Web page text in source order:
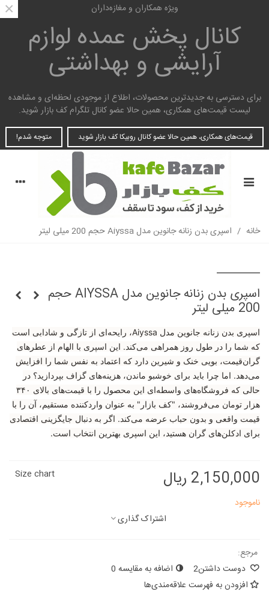
ویژه همکاران و مغازه‌داران
کانال پخش عمدهلوازم
آرایشی و بهداشتی
برای دسترسی به جدیدترین محصولات، اطلاع از موجودی لحظه‌ای و مشاهده
لیست قیمت‌های همکاری، همین حالا عضو کانال تلگرام کف بازار شوید.
قیمت‌های همکاری، همین حالا عضو کانال روبیکا کف بازار شوید متوجه شدم!
×
خانه / اسپری بدن زنانه جانوین مدل Aiyssa حجم 200 میلی لیتر
اسپری بدن زنانه جانوین مدل AIYSSA حجم
200 میلی لیتر
اسپری بدن زنانه جانوین مدل Aiyssa، رایحه‌ای از تازگی و شادابی است
که شما را در طول روز همراهی می‌کند. این اسپری با الهام از عطرهای
گران‌قیمت، بویی خنک و شیرین دارد که اعتماد به نفس شما را افزایش
می‌دهد. اما چرا باید برای خوشبو ماندن، هزینه‌های گزاف بپردازید؟ در
حالی که فروشگاه‌های واسطه‌ای این محصول را با قیمت‌های بالای ۳۴۰
هزار تومان می‌فروشند، "کف بازار" به عنوان واردکننده مستقیم، آن را با
قیمت واقعی و بدون حباب عرضه می‌کند. اگر به دنبال جایگزینی اقتصادی
برای ادکلن‌های گران هستید، این اسپری بهترین انتخاب است.
2,150,000 ریال
Size chart
ناموجود
اشتراک گذاری
مرجع:
دوست داشتن2 اضافه به مقایسه 0
افزودن به فهرست علاقه‌مندی‌ها